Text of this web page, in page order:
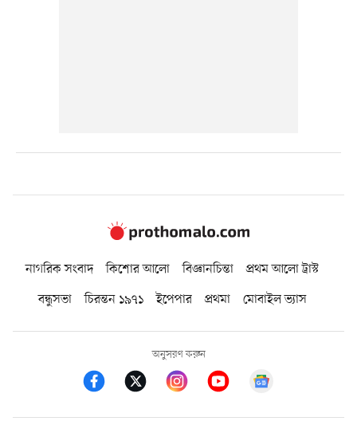
নাগরিক সংবাদ কিশোর আলো বিজ্ঞানচিন্তা
প্রথম আলো ট্রাস্ট
বন্ধুসভা
চিরন্তন ১৯৭১ ইপেপার প্রথমা মোবাইল ভ্যাস
অনুসরণ করুন